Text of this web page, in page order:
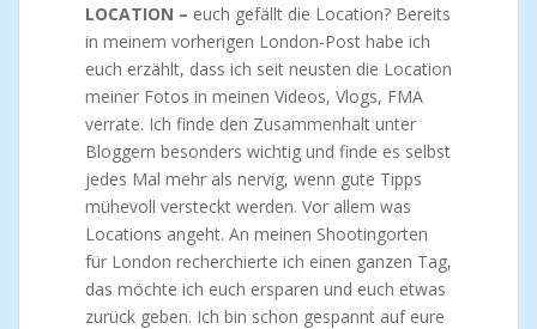
LOCATION – euch gefällt die Location? Bereits
in meinem vorherigen London-Post habe ich
euch erzählt, dass ich seit neusten die Location
meiner Fotos in meinen Videos, Vlogs, FMA
verrate. Ich finde den Zusammenhalt unter
Bloggern besonders wichtig und finde es selbst
jedes Mal mehr als nervig, wenn gute Tipps
mühevoll versteckt werden. Vor allem was
Locations angeht. An meinen Shootingorten
für London recherchierte ich einen ganzen Tag,
das möchte ich euch ersparen und euch etwas
zurück geben. Ich bin schon gespannt auf eure